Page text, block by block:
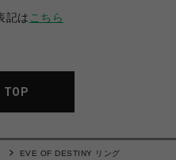
記は こちら
TOP
EVE OF DESTINY リング